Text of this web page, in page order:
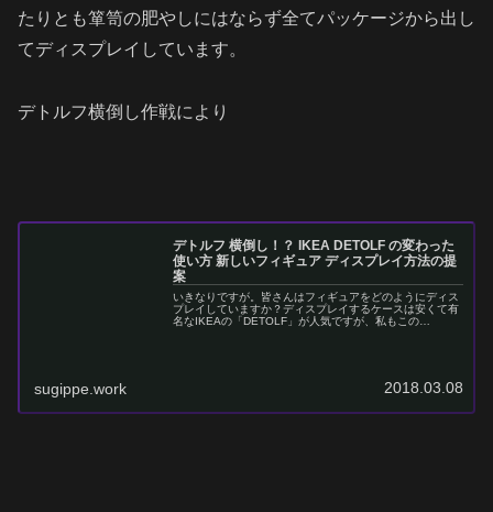
たりとも箪笥の肥やしにはならず全てパッケージから出し
てディスプレイしています。
デトルフ横倒し作戦により
デトルフ 横倒し！？ IKEA DETOLF の変わった
使い方 新しいフィギュア ディスプレイ方法の提
案
いきなりですが。皆さんはフィギュアをどのようにディス
プレイしていますか？ディスプレイするケースは安くて有
名なIKEAの「DETOLF」が人気ですが、私もこの
sugippe.work 2018.03.08